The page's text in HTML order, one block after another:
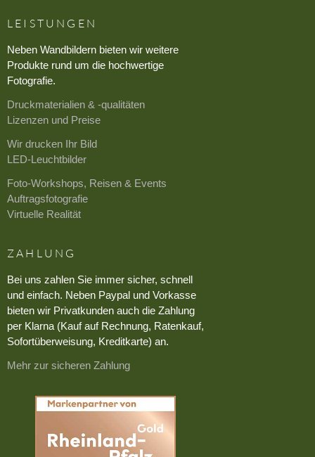
LEISTUNGEN
Neben Wandbildern bieten wir weitere
Produkte rund um die hochwertige
Fotografie.
Druckmaterialien & -qualitäten
Lizenzen und Preise
Wir drucken Ihr Bild
LED-Leuchtbilder
Foto-Workshops, Reisen & Events
Auftragsfotografie
Virtuelle Realität
ZAHLUNG
Bei uns zahlen Sie immer sicher, schnell
und einfach. Neben Paypal und Vorkasse
bieten wir Privatkunden auch die Zahlung
per Klarna (Kauf auf Rechnung, Ratenkauf,
Sofortüberweisung, Kreditkarte) an.
Mehr zur sicheren Zahlung